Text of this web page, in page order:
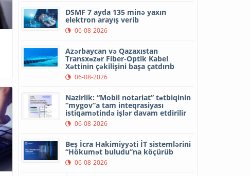
DSMF 7 ayda 135 minə yaxın
elektron arayış verib
06-08-2026
Azərbaycan və Qazaxıstan
Transxəzər Fiber-Optik Kabel
Xəttinin çəkilişini başa çatdırıb
06-08-2026
Nazirlik: “Mobil notariat” tətbiqinin
“mygov”a tam inteqrasiyası
istiqamətində işlər davam etdirilir
06-08-2026
Beş İcra Hakimiyyəti İT sistemlərini
“Hökumət buludu”na köçürüb
06-08-2026